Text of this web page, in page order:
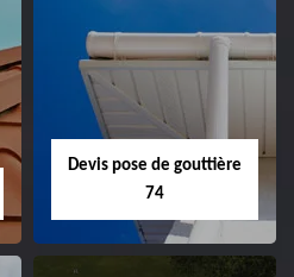
Devis pose de gouttière
74